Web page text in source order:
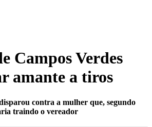
Campos Verdes
amante a tiros
contra a mulher que, segundo
traindo o vereador